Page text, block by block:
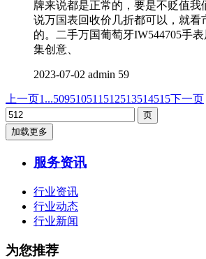
牌来说都是正常的，要是不贬值我
说万国表回收价几折都可以，就看
的。二手万国葡萄牙IW544705手
集创意、
2023-07-02 admin 59
上一页1...509510511 512513514515下一页
加载更多
服务资讯
行业资讯
行业动态
行业新闻
为您推荐